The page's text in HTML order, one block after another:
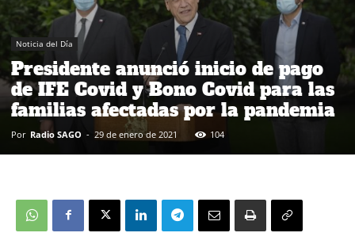
Noticia del Día
Presidente anunció inicio de pago
de IFE Covid y Bono Covid para las
familias afectadas por la pandemia
Por Radio SAGO - 29 de enero de 2021 104